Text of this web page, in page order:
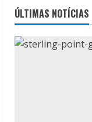
ÚLTIMAS NOTÍCIAS